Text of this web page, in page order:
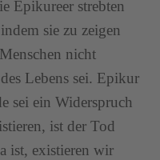
Epikureer strebten
sie zu zeigen
nicht
Lebens sei. Epikur
sei ein Widerspruch
ist der Tod
ist, existieren wir